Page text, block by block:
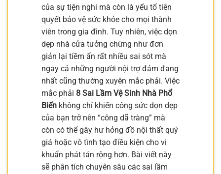
của sự tiện nghi mà còn là yếu tố tiên
quyết bảo vệ sức khỏe cho mọi thành
viên trong gia đình. Tuy nhiên, việc dọn
dẹp nhà cửa tưởng chừng như đơn
giản lại tiềm ẩn rất nhiều sai sót mà
ngay cả những người nội trợ đảm đang
nhất cũng thường xuyên mắc phải. Việc
mắc phải 8 Sai Lầm Vệ Sinh Nhà Phổ
Biến không chỉ khiến công sức dọn dẹp
của bạn trở nên “công dã tràng” mà
còn có thể gây hư hỏng đồ nội thất quý
giá hoặc vô tình tạo điều kiện cho vi
khuẩn phát tán rộng hơn. Bài viết này
sẽ phân tích chuyên sâu các sai lầm